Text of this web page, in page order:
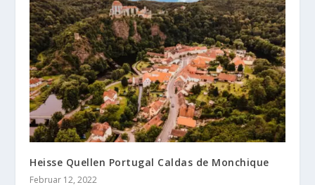
Heisse Quellen Portugal Caldas de Monchique
Februar 12, 2022